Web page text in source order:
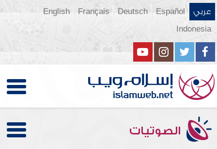
عربي Español
Deutsch
Français
English
Indonesia
الصوتيات